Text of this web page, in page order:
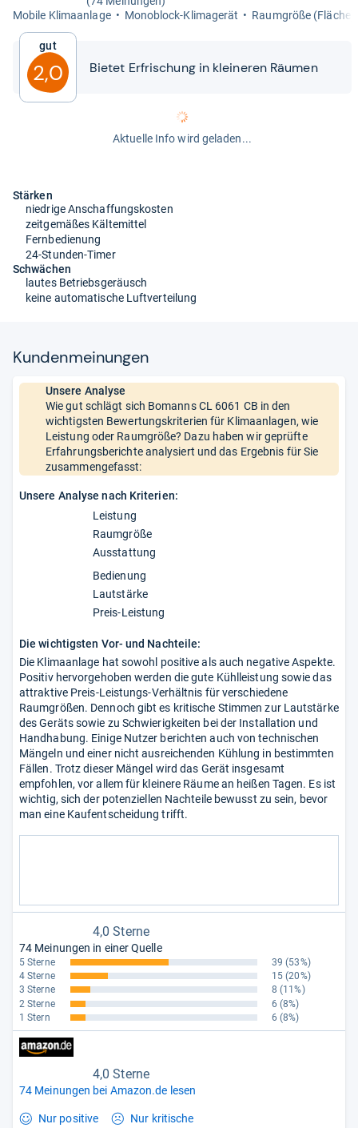
Mobile Kli­ma­an­lage
Mono­block-​Kli­ma­ge­rät Raum­größe
Gut
2,0 Bie­tet Erfri­schung in klei­ne­ren Räu­men
Aktuelle Info wird geladen...
Stärken
niedrige Anschaffungskosten
zeitgemäßes Kältemittel
Fernbedienung
24-Stunden-Timer
Schwächen
lautes Betriebsgeräusch
keine automatische Luftverteilung
Kun­den­mei­nun­gen
Unsere Analyse
Wie gut schlägt sich Bomanns CL 6061 CB in den
wichtigsten Bewertungskriterien für Klimaanlagen, wie
Leistung oder Raumgröße? Dazu haben wir geprüfte
Erfahrungsberichte analysiert und das Ergebnis für Sie
zusammengefasst:
Unsere Analyse nach Kriterien:
Leistung
Raumgröße
Ausstattung
Bedienung
Lautstärke
Preis-Leistung
Die wichtigsten Vor- und Nachteile:
Die Klimaanlage hat sowohl positive als auch negative Aspekte.
Positiv hervorgehoben werden die gute Kühlleistung sowie das
attraktive Preis-Leistungs-Verhältnis für verschiedene
Raumgrößen. Dennoch gibt es kritische Stimmen zur Lautstärke
des Geräts sowie zu Schwierigkeiten bei der Installation und
Handhabung. Einige Nutzer berichten auch von technischen
Mängeln und einer nicht ausreichenden Kühlung in bestimmten
Fällen. Trotz dieser Mängel wird das Gerät insgesamt
empfohlen, vor allem für kleinere Räume an heißen Tagen. Es ist
wichtig, sich der potenziellen Nachteile bewusst zu sein, bevor
man eine Kaufentscheidung trifft.
4,0 Sterne
74 Meinungen in einer Quelle
5 Sterne 39 (53%)
4 Sterne
15 (20%)
3 Sterne
8 (11%)
2 Sterne
6 (8%)
1 Stern
6 (8%)
4,0 Sterne
74 Meinungen bei Amazon.de lesen
Nur positive Nur kritische